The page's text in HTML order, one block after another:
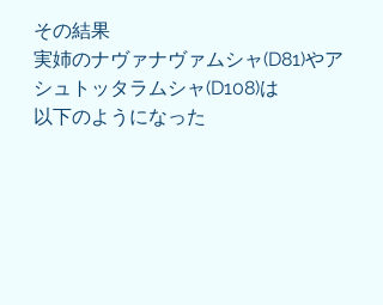
その結果
実姉のナヴァナヴァムシャ(D81)やア
シュトッタラムシャ(D108)は
以下のようになった